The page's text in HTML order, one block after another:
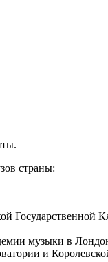
страны:
Государственной
музыки в
и